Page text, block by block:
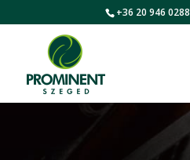
+36 20 946 0288